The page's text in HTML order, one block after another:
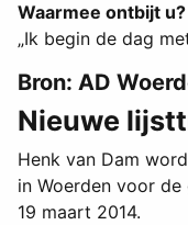
Waarmee ontbijt u?
„Ik begin de dag
Bron: AD
Nieuwe
Henk van Dam
in Woerden voor
19 maart 2014.